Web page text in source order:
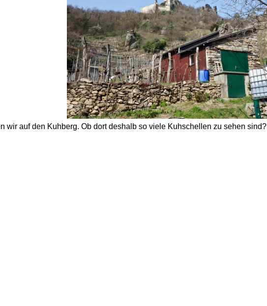
wir auf den Kuhberg. Ob dort deshalb so viele Kuhschellen zu sehen sind?